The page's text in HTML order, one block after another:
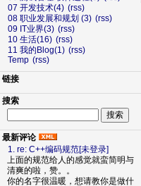
07 开发技术(4) (rss)
08 职业发展和规划 (3) (rss)
09 IT业界(3) (rss)
10 生活(16) (rss)
11 我的Blog(1) (rss)
Temp (rss)
链接
搜索
最新评论
1. re: C++编码规范[未登录]
上面的规范给人的感觉就蛮简明与
清爽的啦，赞。。
你的名字很温暖，想请教你是做什